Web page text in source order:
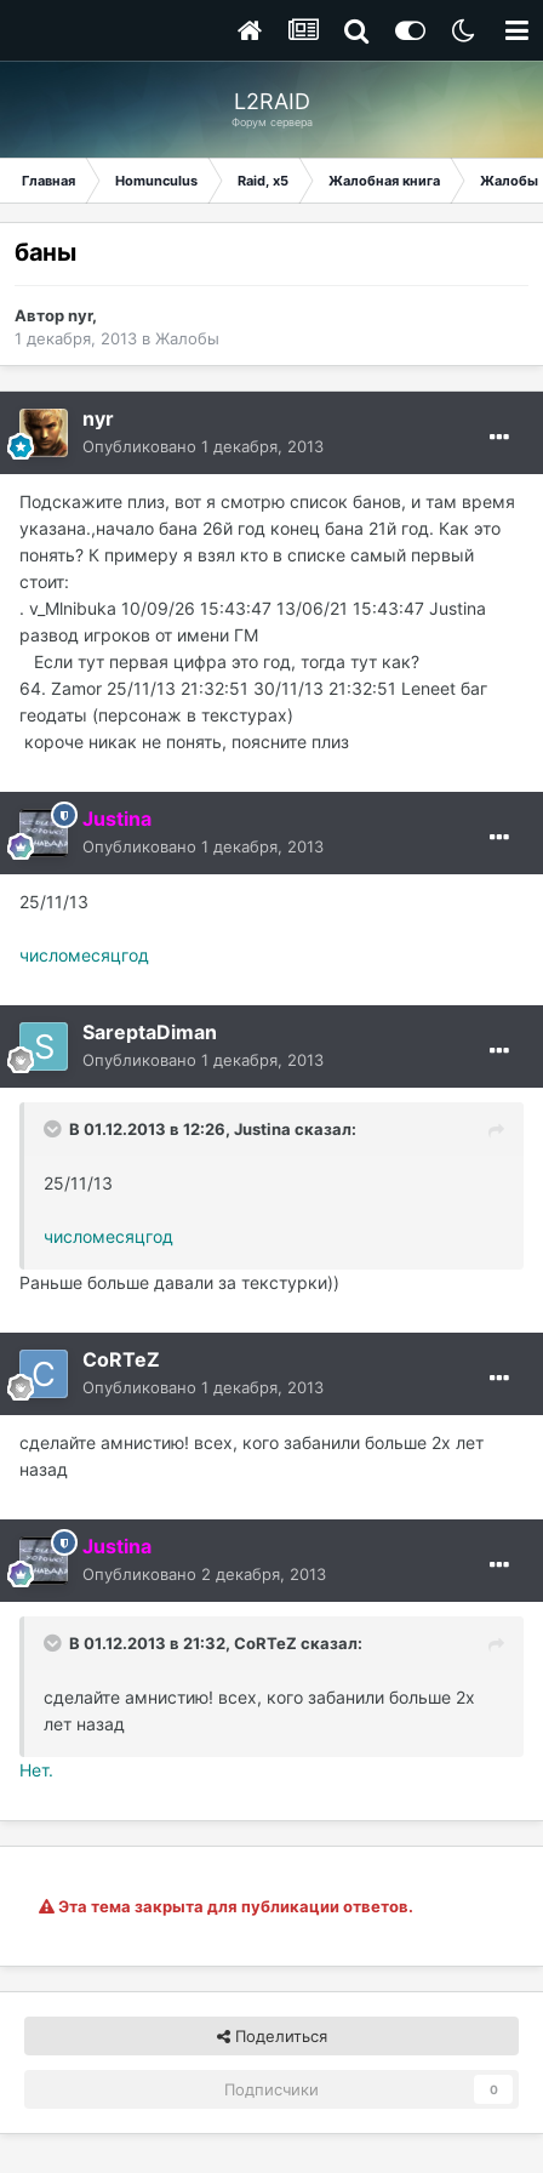
L2RAID
Форум сервера
Главная Homunculus Raid, x5 Жалобная книга Жалобы
баны
Авторnyr,
1 декабря, 2013 в Жалобы
nyr
Опубликовано 1 декабря, 2013
Подскажите плиз, вот я смотрю список банов, и там время
указана.,начало бана 26й год конец бана 21й год. Как это
понять? К примеру я взял кто в списке самый первый
стоит:
. v_Mlnibuka 10/09/26 15:43:47 13/06/21 15:43:47 Justina
развод игроков от имени ГМ
Если тут первая цифра это год, тогда тут как?
64. Zamor 25/11/13 21:32:51 30/11/13 21:32:51 Leneet баг
геодаты (персонаж в текстурах)
короче никак не понять, поясните плиз
Justina
Опубликовано 1 декабря, 2013
25/11/13
числомесяцгод
SareptaDiman
Опубликовано 1 декабря, 2013
В 01.12.2013 в 12:26, Justina сказал:
25/11/13
числомесяцгод
Раньше больше давали за текстурки))
CoRTeZ
Опубликовано 1 декабря, 2013
сделайте амнистию! всех, кого забанили больше 2х лет
назад
Justina
Опубликовано 2 декабря, 2013
В 01.12.2013 в 21:32, CoRTeZ сказал:
сделайте амнистию! всех, кого забанили больше 2х
лет назад
Нет.
Эта тема закрыта для публикации ответов.
Поделиться
Подписчики 0